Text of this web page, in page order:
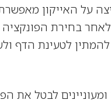
על האייקון
לאחר בחירת
לטעינת הדף
לבטל את